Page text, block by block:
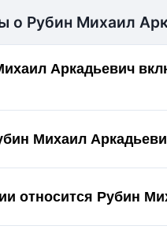
о Рубин Михаил
Аркадьевич
Михаил
относится Рубин